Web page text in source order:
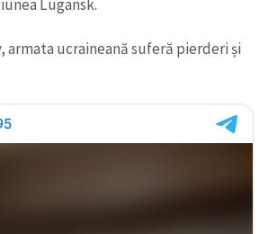
Lugansk.
ucraineană suferă pierderi și